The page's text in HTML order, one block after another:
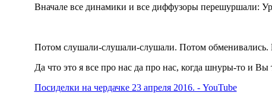
Вначале все динамики и все диффузоры перешуршали:
Потом слушали-слушали-слушали. Потом
Да что это я все про нас да про нас, когда шнуры-то и
Посиделки на чердачке 23 апреля 2016. - YouTube